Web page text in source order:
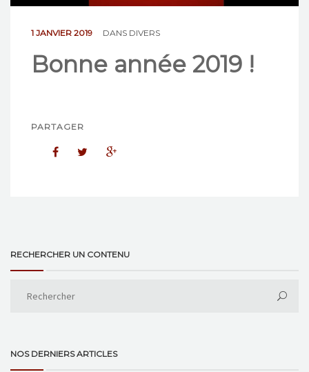
1 JANVIER 2019 DANS DIVERS
Bonne année 2019 !
PARTAGER
RECHERCHER UN CONTENU
NOS DERNIERS ARTICLES